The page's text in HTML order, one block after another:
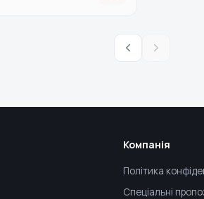
Компанія
Політика
Спеціальні